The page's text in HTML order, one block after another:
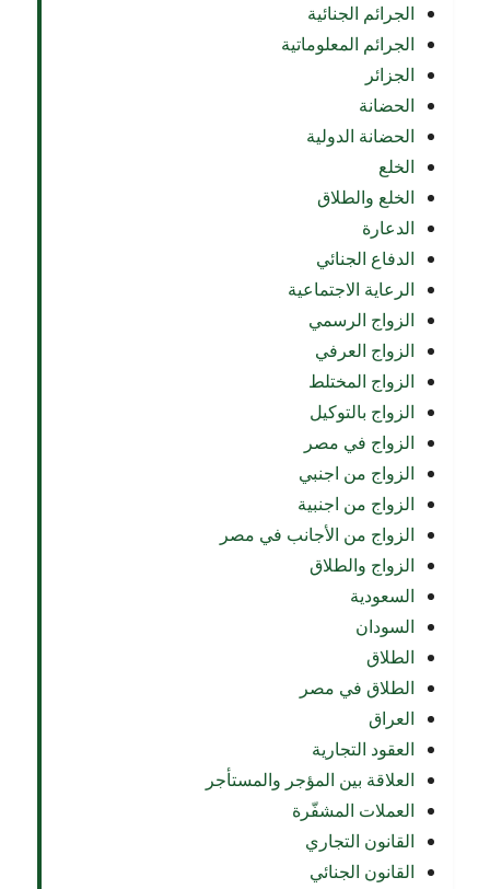
الجرائم الجنائية
الجرائم المعلوماتية
الجزائر
الحضانة
الحضانة الدولية
الخلع
الخلع والطلاق
الدعارة
الدفاع الجنائي
الرعاية الاجتماعية
الزواج الرسمي
الزواج العرفي
الزواج المختلط
الزواج بالتوكيل
الزواج في مصر
الزواج من اجنبي
الزواج من اجنبية
الزواج من الأجانب في مصر
الزواج والطلاق
السعودية
السودان
الطلاق
الطلاق في مصر
العراق
العقود التجارية
العلاقة بين المؤجر والمستأجر
العملات المشفّرة
القانون التجاري
القانون الجنائي